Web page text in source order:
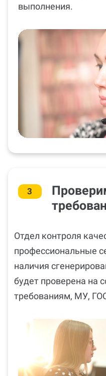
выполнения.
3
Отдел контроля
профессиональные
наличия
будет проверена на
требованиям, МУ,